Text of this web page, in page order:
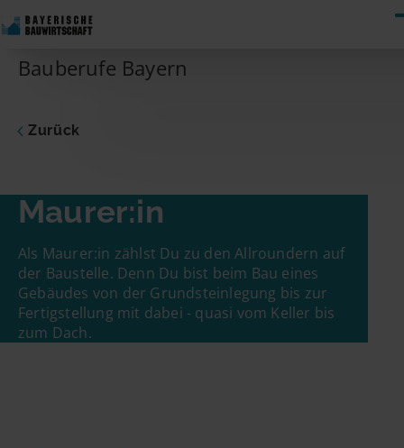
Skip to content
Bauberufe Bayern
Zurück
Maurer:in
Als Maurer:in zählst Du zu den Allroundern auf
der Baustelle. Denn Du bist beim Bau eines
Gebäudes von der Grundsteinlegung bis zur
Fertigstellung mit dabei - quasi vom Keller bis
zum Dach.